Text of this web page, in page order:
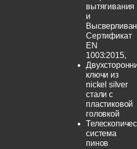
вытягивания
и
Сертификат
EN
1003:2015,
ключи из
nickel silver
стали с
пластиковой
головкой
система
пинов